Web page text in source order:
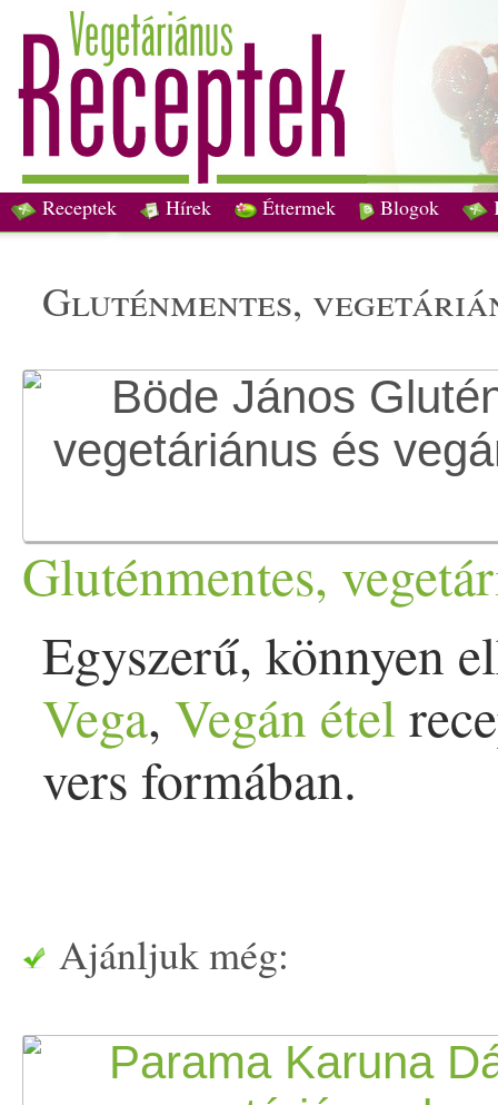
Receptek Hírek Éttermek Blogok
gluténmentes,
Gluténmentes,
Egyszerű, könnyen
Vega,Vegán étel
vers formában.
Ajánljuk még: